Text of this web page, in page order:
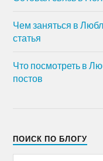
Чем заняться в
статья
Что посмотреть в
постов
ПОИСК ПО БЛОГУ